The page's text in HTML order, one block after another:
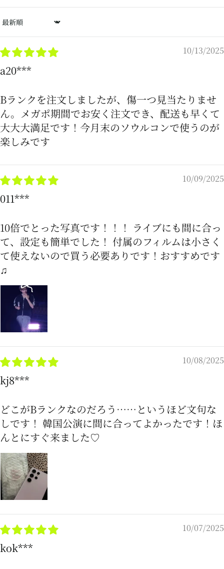
Sort by
10/13/2025
a20***
Bランクを注文しましたが、傷一つ見当たりませ
ん。メガポ期間でお安く注文でき、配送も早くて
大大大満足です！今月末のソウルコンで使うのが
楽しみです
10/09/2025
011***
10倍でとった写真です！！！ ライブにも間に合っ
て、設定も簡単でした！ 付属のフィルムは小さく
て使えないので買う必要ありです！おすすめです
♫
10/08/2025
kj8***
どこがBランクなのだろう……というほど文句な
しです！ 韓国公演に間に合ってよかったです！ほ
んとにすぐ来ました♡
10/07/2025
kok***